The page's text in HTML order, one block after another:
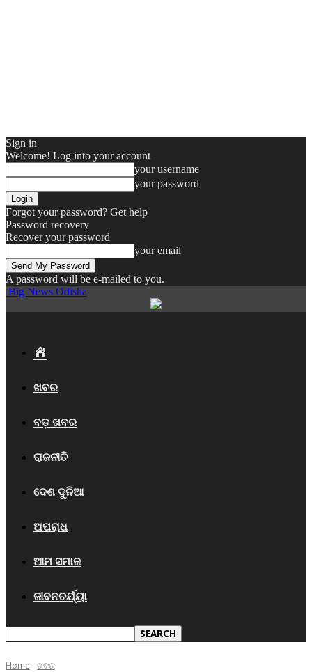
Sign in
Welcome! Log into your account
your username
your password
Forgot your password? Get help
Password recovery
Recover your password
your email
A password will be e-mailed to you.
Big News Odisha
ଖବର
ବଡ଼ ଖବର
ରାଜନୀତି
ଦେଶ ଦୁନିଆ
ଅପରାଧ
ଆମ ସମାଜ
ଜୀବନଚର୍ଯ୍ୟା
Home ଖବର